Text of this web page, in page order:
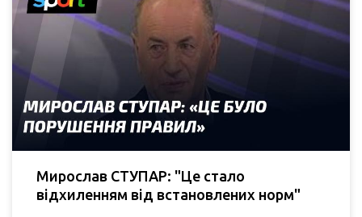
Мирослав СТУПАР: "Це стало
відхиленням від встановлених норм"